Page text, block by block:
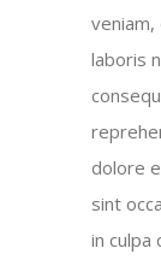
laboris
dolore
sint
in culpa